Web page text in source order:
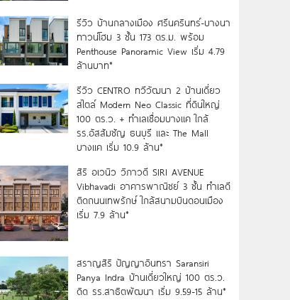
รีวิว บ้านกลางเมือง ศรีนครินทร์-บางนา
ทาวน์โฮม 3 ชั้น 173 ตร.ม. พร้อม
Penthouse Panoramic View เริ่ม 4.79
ล้านบาท*
รีวิว CENTRO ทวีวัฒนา 2 บ้านเดี่ยว
สไตล์ Modern Neo Classic ที่ดินใหญ่
100 ตร.ว. + ทำเลเชื่อมบางแค ใกล้
รร.อัสสัมชัญ ธนบุรี และ The Mall
บางแค เริ่ม 10.9 ล้าน*
สิริ อเวนิว วิภาวดี SIRI AVENUE
Vibhavadi อาคารพาณิชย์ 3 ชั้น ทำเลดี
ติดถนนเทพรักษ์ ใกล้สนามบินดอนเมือง
เริ่ม 7.9 ล้าน*
สราญสิริ ปัญญาอินทรา Saransiri
Panya Indra บ้านเดี่ยวใหญ่ 100 ตร.ว.
ดิด รร.สาธิตพัฒนา เริ่ม 9.59-15 ล้าน*